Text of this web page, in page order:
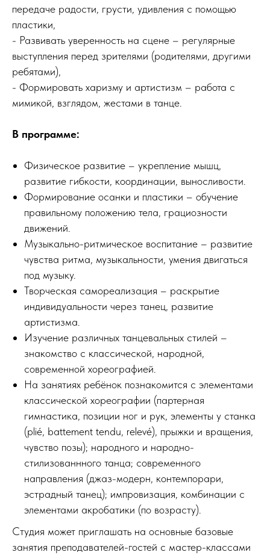
передаче радости, грусти, удивления с помощью
пластики,
- Развивать уверенность на сцене – регулярные
выступления перед зрителями (родителями, другими
ребятами),
- Формировать харизму и артистизм – работа с
мимикой, взглядом, жестами в танце.
В программе:
Физическое развитие – укрепление мышц,
развитие гибкости, координации, выносливости.
Формирование осанки и пластики – обучение
правильному положению тела, грациозности
движений.
Музыкально-ритмическое воспитание – развитие
чувства ритма, музыкальности, умения двигаться
под музыку.
Творческая самореализация – раскрытие
индивидуальности через танец, развитие
артистизма.
Изучение различных танцевальных стилей –
знакомство с классической, народной,
современной хореографией.
На занятиях ребёнок познакомится с элементами
классической хореографии (партерная
гимнастика, позиции ног и рук, элементы у станка
(plié, battement tendu, relevé), прыжки и вращения,
чувство позы); народного и народно-
стилизованнного танца; современного
направления (джаз-модерн, контемпорари,
эстрадный танец); импровизация, комбинации с
элементами акробатики (по возрасту).
Студия может приглашать на основные базовые
занятия преподавателей-гостей с мастер-классами